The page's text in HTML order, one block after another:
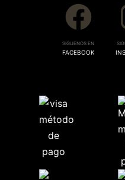
SIGUENOS EN
FACEBOOK